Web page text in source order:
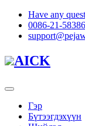
Have any
0086-21-
AICK
Гэр
Бүтээгдэхүүн